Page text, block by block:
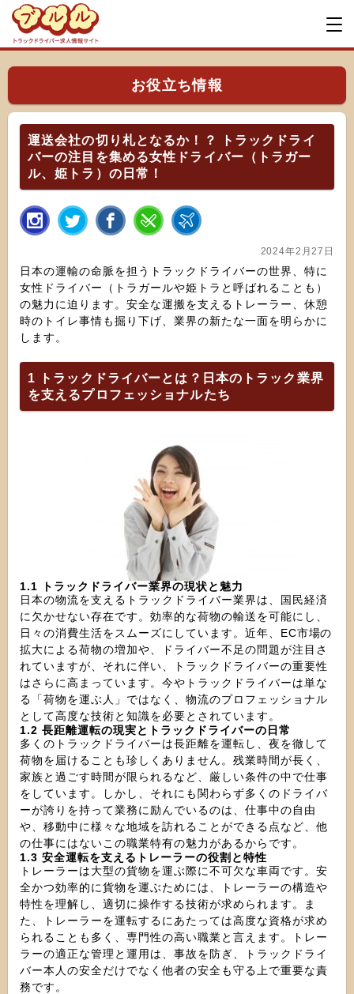
お役立ち情報
運送会社の切り札となるか！？ トラックドライ
バーの注目を集める女性ドライバー（トラガー
ル、姫トラ）の日常！
2024年2月27日
日本の運輸の命脈を担うトラックドライバーの世界、特に
女性ドライバー（トラガールや姫トラと呼ばれることも）
の魅力に迫ります。安全な運搬を支えるトレーラー、休憩
時のトイレ事情も掘り下げ、業界の新たな一面を明らかに
します。
1 トラックドライバーとは？日本のトラック業界
を支えるプロフェッショナルたち
1.1 トラックドライバー業界の現状と魅力
日本の物流を支えるトラックドライバー業界は、国民経済
に欠かせない存在です。効率的な荷物の輸送を可能にし、
日々の消費生活をスムーズにしています。近年、EC市場の
拡大による荷物の増加や、ドライバー不足の問題が注目さ
れていますが、それに伴い、トラックドライバーの重要性
はさらに高まっています。今やトラックドライバーは単な
る「荷物を運ぶ人」ではなく、物流のプロフェッショナル
として高度な技術と知識を必要とされています。
1.2 長距離運転の現実とトラックドライバーの日常
多くのトラックドライバーは長距離を運転し、夜を徹して
荷物を届けることも珍しくありません。残業時間が長く、
家族と過ごす時間が限られるなど、厳しい条件の中で仕事
をしています。しかし、それにも関わらず多くのドライバ
ーが誇りを持って業務に励んでいるのは、仕事中の自由
や、移動中に様々な地域を訪れることができる点など、他
の仕事にはないこの職業特有の魅力があるからです。
1.3 安全運転を支えるトレーラーの役割と特性
トレーラーは大型の貨物を運ぶ際に不可欠な車両です。安
全かつ効率的に貨物を運ぶためには、トレーラーの構造や
特性を理解し、適切に操作する技術が求められます。ま
た、トレーラーを運転するにあたっては高度な資格が求め
られることも多く、専門性の高い職業と言えます。トレー
ラーの適正な管理と運用は、事故を防ぎ、トラックドライ
バー本人の安全だけでなく他者の安全も守る上で重要な責
務です。